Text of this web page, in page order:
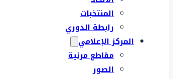
المنتخبات
رابطة الدوري
المركز الإعلامي
مقاطع مرئية
الصور